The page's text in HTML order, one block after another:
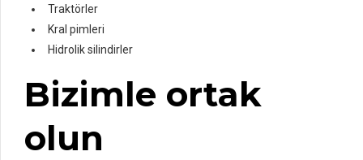
Traktörler
Kral pimleri
Hidrolik silindirler
Bizimle ortak
olun